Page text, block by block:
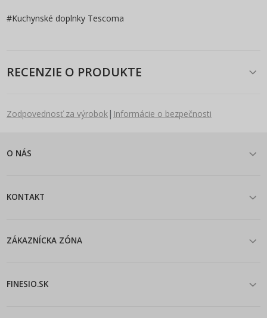
#Kuchynské doplnky Tescoma
RECENZIE O PRODUKTE
Zodpovednosť za výrobok| Informácie o bezpečnosti
O NÁS
KONTAKT
ZÁKAZNÍCKA ZÓNA
FINESIO.SK